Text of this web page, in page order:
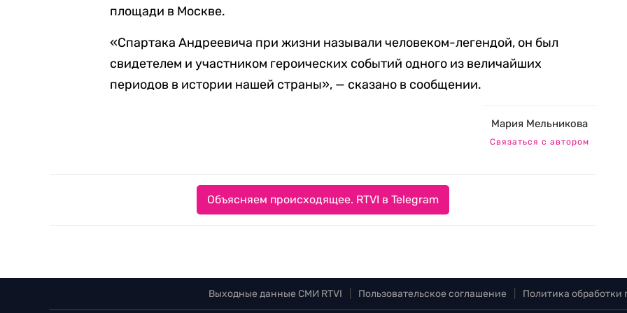
площади в Москве.
«Спартака Андреевича при жизни называли человеком-легендой, он был
свидетелем и участником героических событий одного из величайших
периодов в истории нашей страны», — сказано в сообщении.
Мария Мельникова
Связаться с автором
Объясняем происходящее. RTVI в Telegram
Выходные данные СМИ RTVI Пользовательское соглашение Политика